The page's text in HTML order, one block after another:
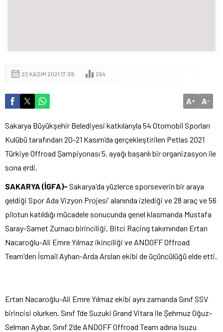
22 KASIM 2021 17:39 264
A+ A-
Sakarya Büyükşehir Belediyesi katkılarıyla 54 Otomobil Sporları
Kulübü tarafından 20-21 Kasım’da gerçekleştirilen Petlas 2021
Türkiye Offroad Şampiyonası 5. ayağı başarılı bir organizasyon ile
sona erdi.
SAKARYA (İGFA)- Sakarya'da yüzlerce sporseverin bir araya
geldiği Spor Ada Vizyon Projesi’ alanında izlediği ve 28 araç ve 56
pilotun katıldığı mücadele sonucunda genel klasmanda Mustafa
Saray-Samet Zurnacı birinciliği, Bitci Racing takımından Ertan
Nacaroğlu-Ali Emre Yılmaz ikinciliği ve ANDOFF Offroad
Team'den İsmail Ayhan-Arda Arslan ekibi de üçüncülüğü elde etti.
Ertan Nacaroğlu-Ali Emre Yılmaz ekibi aynı zamanda Sınıf SSV
birincisi olurken, Sınıf 1’de Suzuki Grand Vitara ile Şehmuz Oğuz-
Selman Aybar, Sınıf 2’de ANDOFF Offroad Team adına Isuzu